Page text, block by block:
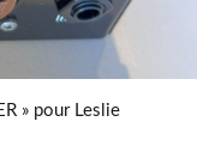
» pour Leslie